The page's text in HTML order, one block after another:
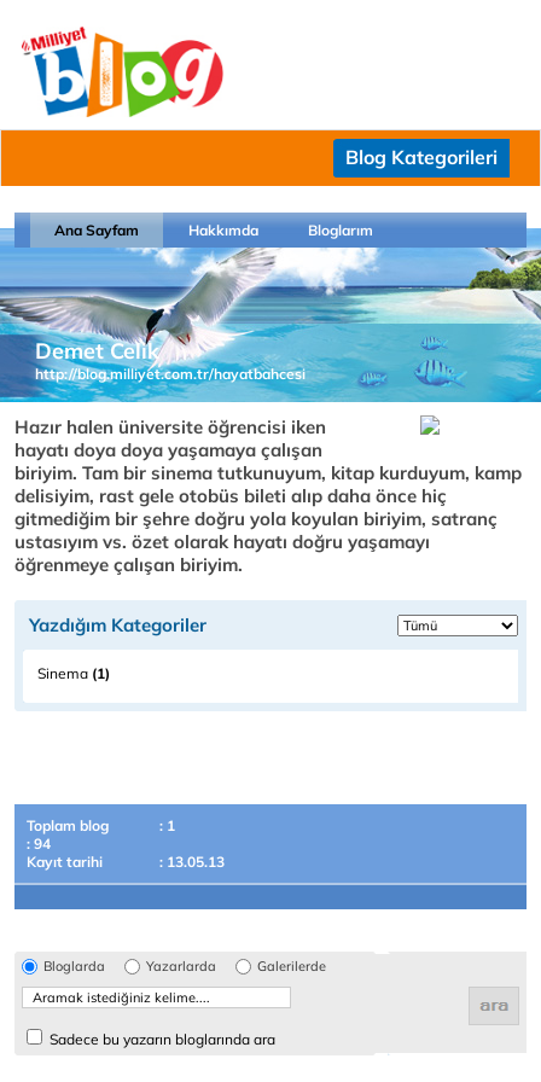
Blog Kategorileri
Ana Sayfam Hakkımda Bloglarım
Demet Celik
http://blog.milliyet.com.tr/hayatbahcesi
Hazır halen üniversite öğrencisi iken
hayatı doya doya yaşamaya çalışan
biriyim. Tam bir sinema tutkunuyum, kitap kurduyum, kamp
delisiyim, rast gele otobüs bileti alıp daha önce hiç
gitmediğim bir şehre doğru yola koyulan biriyim, satranç
ustasıyım vs. özet olarak hayatı doğru yaşamayı
öğrenmeye çalışan biriyim.
Yazdığım Kategoriler
Sinema (1)
Toplam blog
: 1
: 94
Kayıt tarihi
: 13.05.13
Bloglarda Yazarlarda Galerilerde
Sadece bu yazarın bloglarında ara